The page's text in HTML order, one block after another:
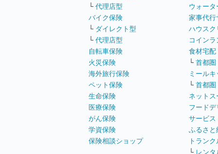
└ 代理店型
バイク保険
└ ダイレクト型
└ 代理店型
自転車保険
火災保険
海外旅行保険
ペット保険
生命保険
医療保険
がん保険
学資保険
保険相談ショップ
ウォー
家事代行
ハウスク
コイン
食材宅配
└ 首都圏
ミールキ
└ 首都圏
ネットス
フード
サービス
ふるさと
トラン
└ レン